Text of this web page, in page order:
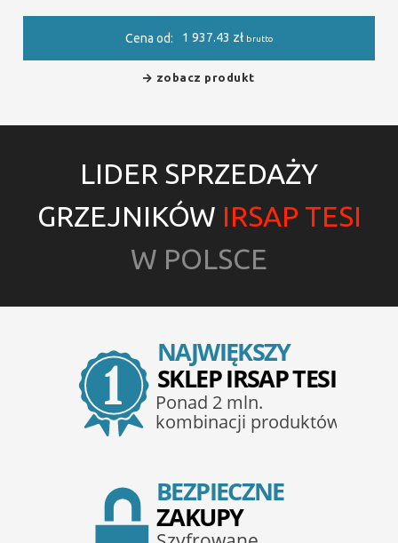
Cena od: 1 937.43 zł brutto
zobacz produkt
LIDER SPRZEDAŻY
GRZEJNIKÓW IRSAP TESI
W POLSCE